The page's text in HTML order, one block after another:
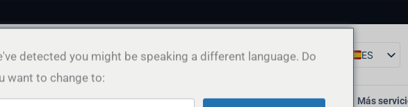
a
ES
DE
gráfico Contenido y marketing Cartera Alojamiento web Más
detected you might be speaking a different language. Do
want to change to: